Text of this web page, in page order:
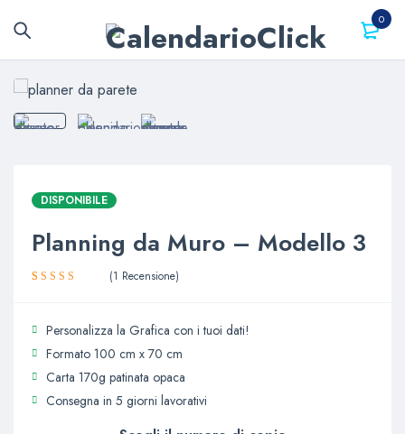
0
DISPONIBILE
Planning da Muro – Modello 3
su base di
1 Recensione
Personalizza la Grafica con i tuoi dati!
Formato 100 cm x 70 cm
Carta 170g patinata opaca
Consegna in 5 giorni lavorativi